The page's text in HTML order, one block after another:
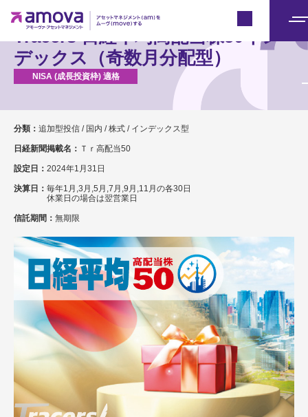
ニ
Tracers 日経平均高配当株50イン
デックス（奇数月分配型）
分類： 追加型投信 / 国内 / 株式 / インデックス型
日経新聞掲載名： Ｔｒ高配当50
設定日： 2024年1月31日
決算日： 毎年1月,3月,5月,7月,9月,11月の各30日
休業日の場合は翌営業日
信託期間： 無期限